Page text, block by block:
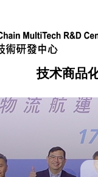
机构简介
组织架构
技术商品
服务
可获授权之技术
应用于公共服务
合作计划
资助计划
活动
奖项
会籍及服务
会员列表